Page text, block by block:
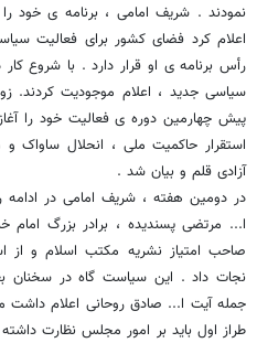
نمودند . شریف امامی ، برنامه ی خود
اعلام کرد فضای کشور برای فعالیت
رأس برنامه ی او قرار دارد . با شروع
پیش چهارمین دوره ی فعالیت خود را آغاز
استقرار حاکمیت ملی ، انحلال ساواک
آزادی قلم و بیان شد .
در دومین هفته ، شریف امامی در ادامه
ا... مرتضی پسندیده ، برادر بزرگ امام
صاحب امتیاز نشریه مکتب اسلام و از
نجات داد . این سیاست گاه در سخنان
جمله آیت ا... صادق روحانی اعلام داشت
طراز اول باید بر امور مجلس نظارت